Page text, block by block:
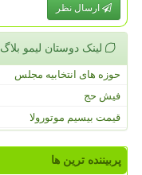
ارسال نظر
لینک دوستان لیمو بلاگ
حوزه های انتخابیه مجلس
فیش حج
قیمت بیسیم موتورولا
پربیننده ترین ها